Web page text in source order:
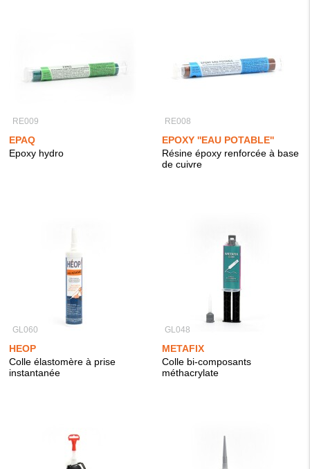
RE009
EPAQ
Epoxy hydro
RE008
EPOXY ''EAU POTABLE''
Résine époxy renforcée à base
de cuivre
GL060
HEOP
Colle élastomère à prise
instantanée
GL048
METAFIX
Colle bi-composants
méthacrylate